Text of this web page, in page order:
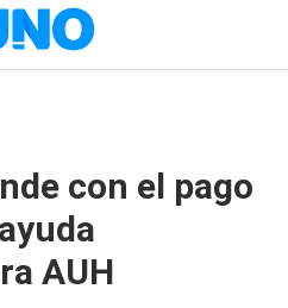
con el pago
AUH